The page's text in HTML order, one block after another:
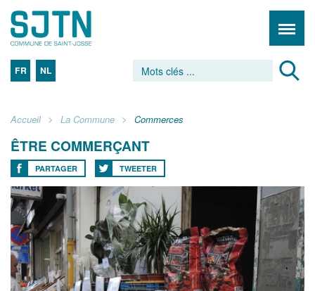
FR NL
Accueil La Commune Commerces
ÊTRE COMMERÇANT
PARTAGER TWEETER